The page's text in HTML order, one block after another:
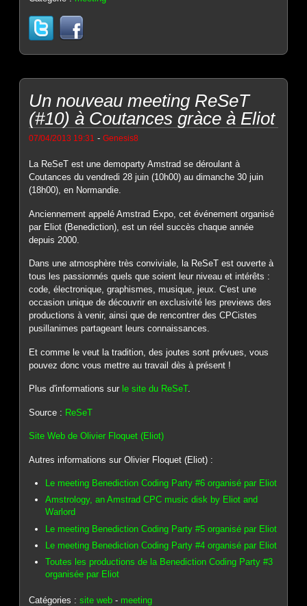
Un nouveau meeting ReSeT
(#10) à Coutances gràce à Eliot
07/04/2013 19:31 -Genesis8
La ReSeT est une demoparty Amstrad se déroulant à
Coutances du vendredi 28 juin (10h00) au dimanche 30 juin
(18h00), en Normandie.
Anciennement appelé Amstrad Expo, cet événement organisé
par Eliot (Benediction), est un réel succès chaque année
depuis 2000.
Dans une atmosphère très conviviale, la ReSeT est ouverte à
tous les passionnés quels que soient leur niveau et intérêts :
code, électronique, graphismes, musique, jeux. C'est une
occasion unique de découvrir en exclusivité les previews des
productions à venir, ainsi que de rencontrer des CPCistes
pusillanimes partageant leurs connaissances.
Et comme le veut la tradition, des joutes sont prévues, vous
pouvez donc vous mettre au travail dès à présent !
Plus d'informations sur le site du ReSeT.
Source : ReSeT
Site Web de Olivier Floquet (Eliot)
Autres informations sur Olivier Floquet (Eliot) :
Le meeting Benediction Coding Party #6 organisé par Eliot
Amstrology, an Amstrad CPC music disk by Eliot and
Warlord
Le meeting Benediction Coding Party #5 organisé par Eliot
Le meeting Benediction Coding Party #4 organisé par Eliot
Toutes les productions de la Benediction Coding Party #3
organisée par Eliot
Catégories :site web - meeting